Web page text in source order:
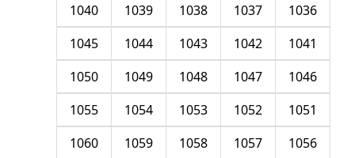
1036
1037
1038
1039
1040
1041
1042
1043
1044
1045
1046
1047
1048
1049
1050
1051
1052
1053
1054
1055
1056
1057
1058
1059
1060